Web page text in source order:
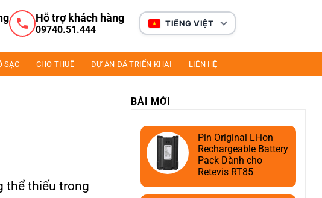
Hỗ trợ khách hàng
09740.51.444
TIẾNG VIỆT
SẠC CHO THUÊ DỰ ÁN ĐÃ TRIỂN KHAI LIÊN HỆ
thể thiếu trong
BÀI MỚI
Pin Original Li-ion
Rechargeable Battery
Pack Dành cho
Retevis RT85